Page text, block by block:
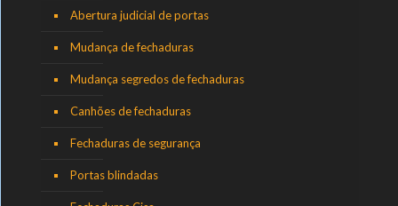
Abertura judicial de portas
Mudança de fechaduras
Mudança segredos de fechaduras
Canhões de fechaduras
Fechaduras de segurança
Portas blindadas